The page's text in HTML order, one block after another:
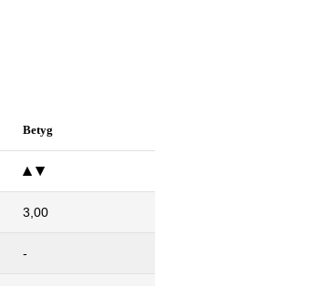
Betyg
3,00
-